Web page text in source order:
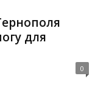
для
0